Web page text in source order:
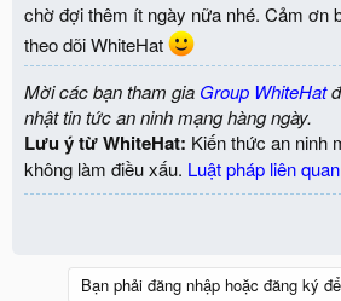
Trân trọng,
BQT WhiteHat Forum
________________________
Bài viết liên quan:
Kết quả thực hành kiến thức an
Play ! 04
chờ đợi thêm ít ngày nữa nhé. Cảm ơn
theo dõi WhiteHat
Mời các bạn tham gia Group WhiteHat
nhật tin tức an ninh mạng hàng ngày.
Lưu ý từ WhiteHat: Kiến thức an ninh
không làm điều xấu. Luật pháp liên quan
Bạn phải đăng nhập hoặc đăng ký